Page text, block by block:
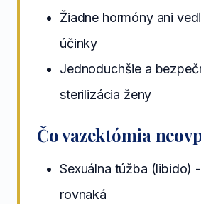
Žiadne hormóny ani
účinky
Jednoduchšie a
sterilizácia ženy
Čo vazektómia
Sexuálna túžba (libido)
rovnaká